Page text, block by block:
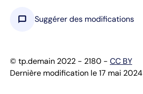
chat_bubble Suggérer des modifications
© tp.demain 2022 - 2180 - CC BY
Dernière modification le 17 mai 2024